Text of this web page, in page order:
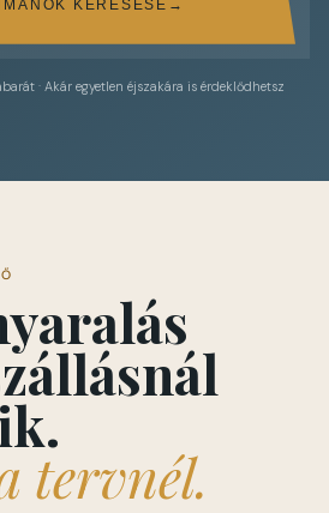
KERESÉSE
· Akár egyetlen éjszakára is érdeklődhetsz
tervnél.